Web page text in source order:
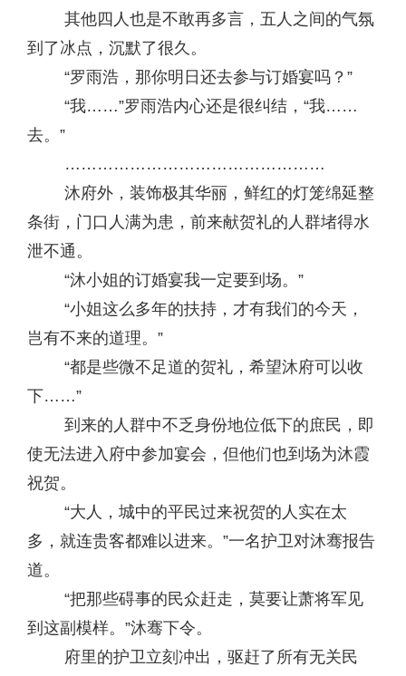
其他四人也是不敢再多言，五人之间的气氛
到了冰点，沉默了很久。
“罗雨浩，那你明日还去参与订婚宴吗？”
“我……”罗雨浩内心还是很纠结，“我……
去。”
…………………………………………
沐府外，装饰极其华丽，鲜红的灯笼绵延整
条街，门口人满为患，前来献贺礼的人群堵得水
泄不通。
“沐小姐的订婚宴我一定要到场。”
“小姐这么多年的扶持，才有我们的今天，
岂有不来的道理。”
“都是些微不足道的贺礼，希望沐府可以收
下……”
到来的人群中不乏身份地位低下的庶民，即
使无法进入府中参加宴会，但他们也到场为沐霞
祝贺。
“大人，城中的平民过来祝贺的人实在太
多，就连贵客都难以进来。”一名护卫对沐骞报告
道。
“把那些碍事的民众赶走，莫要让萧将军见
到这副模样。”沐骞下令。
府里的护卫立刻冲出，驱赶了所有无关民